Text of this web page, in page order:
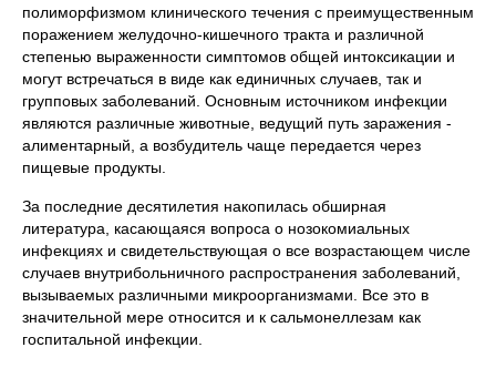
полиморфизмом клинического течения с преимущественным
поражением желудочно-кишечного тракта и различной
степенью выраженности симптомов общей интоксикации и
могут встречаться в виде как единичных случаев, так и
групповых заболеваний. Основным источником инфекции
являются различные животные, ведущий путь заражения -
алиментарный, а возбудитель чаще передается через
пищевые продукты.
За последние десятилетия накопилась обширная
литература, касающаяся вопроса о нозокомиальных
инфекциях и свидетельствующая о все возрастающем числе
случаев внутрибольничного распространения заболеваний,
вызываемых различными микроорганизмами. Все это в
значительной мере относится и к сальмонеллезам как
госпитальной инфекции.